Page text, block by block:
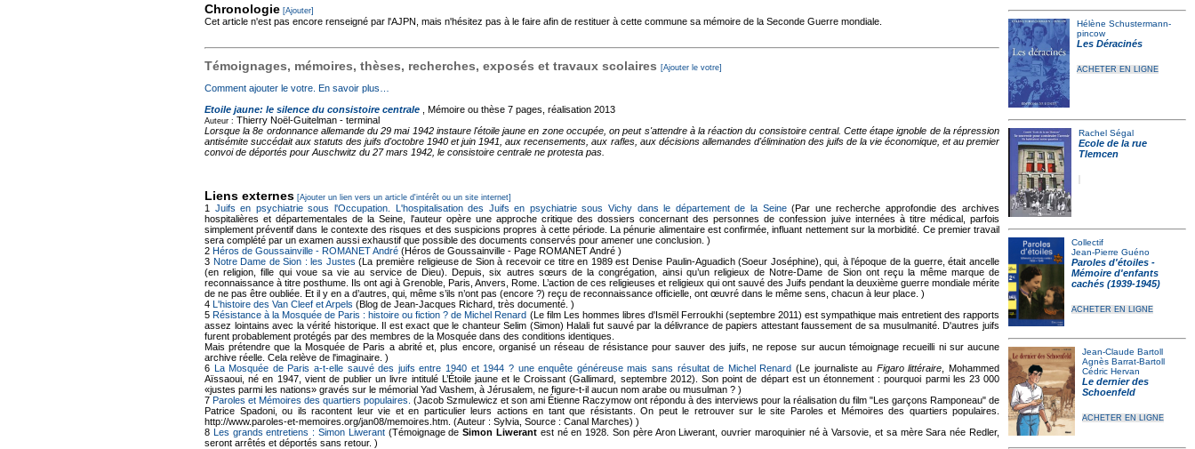
Hélène Schustermann-
pincow
Les Déracinés
ACHETER EN LIGNE
Rachel Ségal
Ecole de la rue
Tlemcen
Collectif
Jean-Pierre Guéno
Paroles d'étoiles -
Mémoire d'enfants
cachés (1939-1945)
ACHETER EN LIGNE
Jean-Claude Bartoll
Agnès Barrat-Bartoll
Cédric Hervan
Le dernier des
Schoenfeld
ACHETER EN LIGNE
Chronologie [Ajouter]
Cet article n'est pas encore renseigné par l'AJPN, mais n'hésitez pas à le faire afin de restituer à cette commune sa mémoire de la Seconde Guerre mondiale.
Témoignages, mémoires, thèses, recherches, exposés et travaux scolaires [Ajouter le votre]
Comment ajouter le votre. En savoir plus…
Etoile jaune: le silence du consistoire centrale , Mémoire ou thèse 7 pages, réalisation 2013
Auteur : Thierry Noël-Guitelman - terminal
Lorsque la 8e ordonnance allemande du 29 mai 1942 instaure l'étoile jaune en zone occupée, on peut s'attendre à la réaction du consistoire central. Cette étape ignoble de la répression
antisémite succédait aux statuts des juifs d'octobre 1940 et juin 1941, aux recensements, aux rafles, aux décisions allemandes d'élimination des juifs de la vie économique, et au premier
convoi de déportés pour Auschwitz du 27 mars 1942, le consistoire centrale ne protesta pas.
Liens externes [Ajouter un lien vers un article d'intérêt ou un site internet]
1 Juifs en psychiatrie sous l'Occupation. L'hospitalisation des Juifs en psychiatrie sous Vichy dans le département de la Seine(Par une recherche approfondie des archives
hospitalières et départementales de la Seine, l'auteur opère une approche critique des dossiers concernant des personnes de confession juive internées à titre médical, parfois
simplement préventif dans le contexte des risques et des suspicions propres à cette période. La pénurie alimentaire est confirmée, influant nettement sur la morbidité. Ce premier travail
sera complété par un examen aussi exhaustif que possible des documents conservés pour amener une conclusion. )
2 Héros de Goussainville - ROMANET André (Héros de Goussainville - Page ROMANET André )
3 Notre Dame de Sion : les Justes (La première religieuse de Sion à recevoir ce titre en 1989 est Denise Paulin-Aguadich (Soeur Joséphine), qui, à l’époque de la guerre, était ancelle
(en religion, fille qui voue sa vie au service de Dieu). Depuis, six autres sœurs de la congrégation, ainsi qu’un religieux de Notre-Dame de Sion ont reçu la même marque de
reconnaissance à titre posthume. Ils ont agi à Grenoble, Paris, Anvers, Rome. L’action de ces religieuses et religieux qui ont sauvé des Juifs pendant la deuxième guerre mondiale mérite
de ne pas être oubliée. Et il y en a d’autres, qui, même s’ils n’ont pas (encore ?) reçu de reconnaissance officielle, ont œuvré dans le même sens, chacun à leur place. )
4 L'histoire des Van Cleef et Arpels (Blog de Jean-Jacques Richard, très documenté. )
5Résistance à la Mosquée de Paris : histoire ou fiction ? de Michel Renard (Le film Les hommes libres d'Ismël Ferroukhi (septembre 2011) est sympathique mais entretient des rapports
assez lointains avec la vérité historique. Il est exact que le chanteur Selim (Simon) Halali fut sauvé par la délivrance de papiers attestant faussement de sa musulmanité. D'autres juifs
furent probablement protégés par des membres de la Mosquée dans des conditions identiques.
Mais prétendre que la Mosquée de Paris a abrité et, plus encore, organisé un réseau de résistance pour sauver des juifs, ne repose sur aucun témoignage recueilli ni sur aucune
archive réelle. Cela relève de l'imaginaire. )
6 La Mosquée de Paris a-t-elle sauvé des juifs entre 1940 et 1944 ? une enquête généreuse mais sans résultat de Michel Renard (Le journaliste au Figaro littéraire , Mohammed
Aïssaoui, né en 1947, vient de publier un livre intitulé L’Étoile jaune et le Croissant (Gallimard, septembre 2012). Son point de départ est un étonnement : pourquoi parmi les 23 000
«justes parmi les nations» gravés sur le mémorial Yad Vashem, à Jérusalem, ne figure-t-il aucun nom arabe ou musulman ? )
7 Paroles et Mémoires des quartiers populaires. (Jacob Szmulewicz et son ami Étienne Raczymow ont répondu à des interviews pour la réalisation du film "Les garçons Ramponeau" de
Patrice Spadoni, ou ils racontent leur vie et en particulier leurs actions en tant que résistants. On peut le retrouver sur le site Paroles et Mémoires des quartiers populaires.
http://www.paroles-et-memoires.org/jan08/memoires.htm. (Auteur : Sylvia, Source : Canal Marches) )
8 Les grands entretiens : Simon Liwerant(Témoignage deSimon Liwerantest né en 1928. Son père Aron Liwerant, ouvrier maroquinier né à Varsovie, et sa mère Sara née Redler,
seront arrêtés et déportés sans retour. )